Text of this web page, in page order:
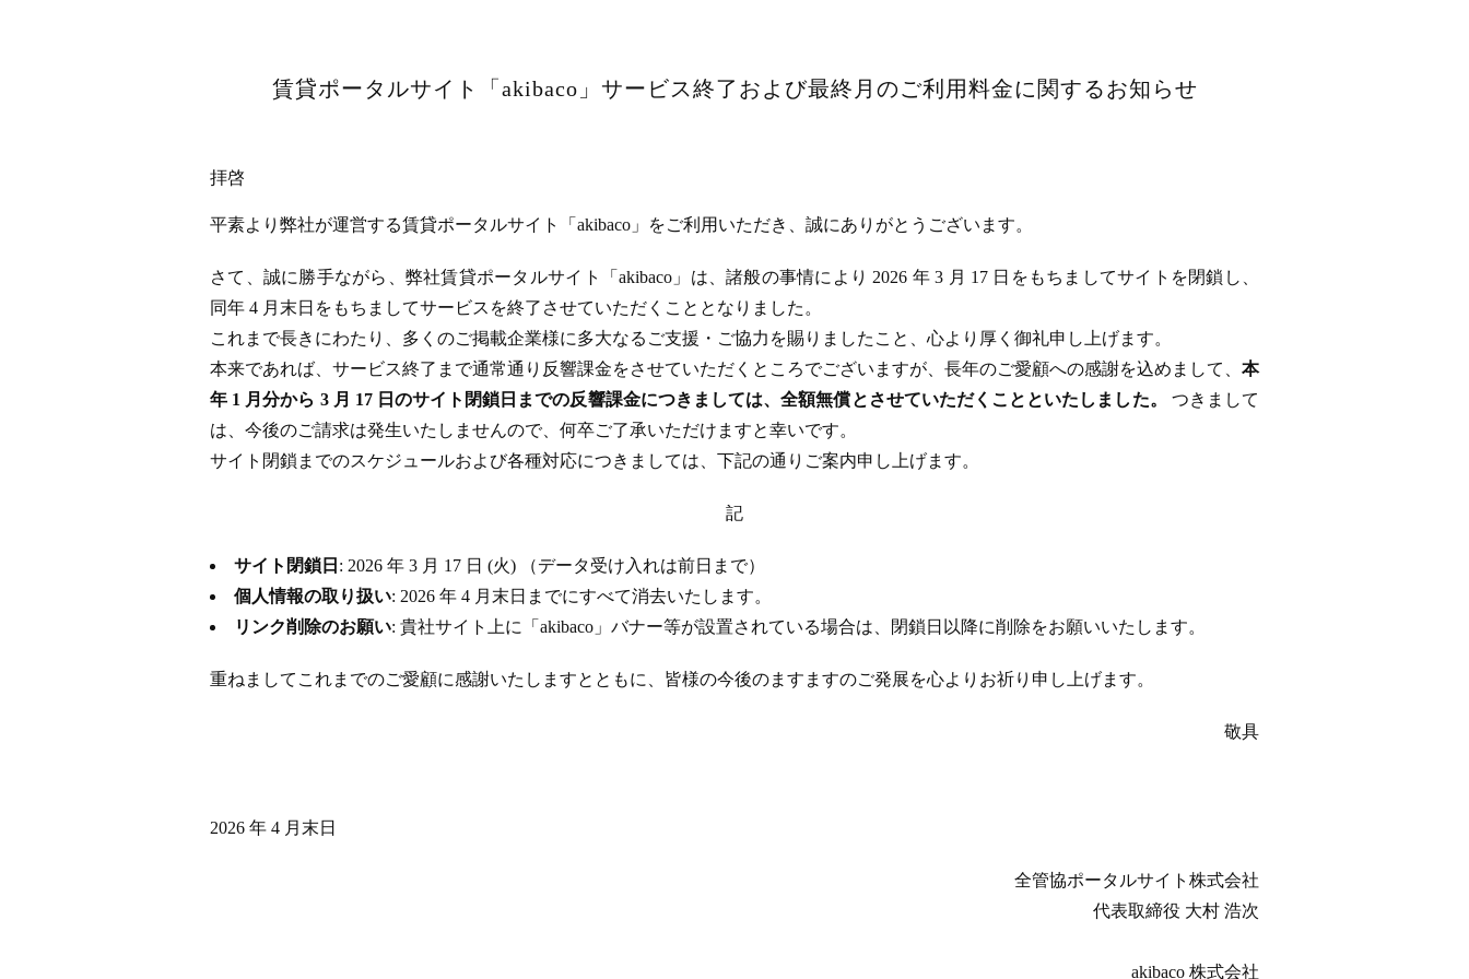
賃貸ポータルサイト「akibaco」サービス終了および最終月のご利用料金に関するお知らせ
拝啓
平素より弊社が運営する賃貸ポータルサイト「akibaco」をご利用いただき、誠にありがとうございます。
さて、誠に勝手ながら、弊社賃貸ポータルサイト「akibaco」は、諸般の事情により 2026 年 3 月 17 日をもちましてサイトを閉鎖し、
同年 4 月末日をもちましてサービスを終了させていただくこととなりました。
これまで長きにわたり、多くのご掲載企業様に多大なるご支援・ご協力を賜りましたこと、心より厚く御礼申し上げます。
本来であれば、サービス終了まで通常通り反響課金をさせていただくところでございますが、長年のご愛顧への感謝を込めまして、 本
年 1 月分から 3 月 17 日のサイト閉鎖日までの反響課金につきましては、全額無償とさせていただくことといたしました。 つきまして
は、今後のご請求は発生いたしませんので、何卒ご了承いただけますと幸いです。
サイト閉鎖までのスケジュールおよび各種対応につきましては、下記の通りご案内申し上げます。
記
サイト閉鎖日 : 2026 年 3 月 17 日 (火) （データ受け入れは前日まで）
個人情報の取り扱い: 2026 年 4 月末日までにすべて消去いたします。
リンク削除のお願い: 貴社サイト上に「akibaco」バナー等が設置されている場合は、閉鎖日以降に削除をお願いいたします。
重ねましてこれまでのご愛顧に感謝いたしますとともに、皆様の今後のますますのご発展を心よりお祈り申し上げます。
敬具
2026 年 4 月末日
全管協ポータルサイト株式会社
代表取締役 大村 浩次
akibaco 株式会社